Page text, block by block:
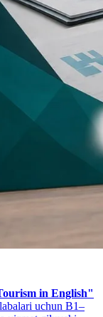
in English"
uchun B1–